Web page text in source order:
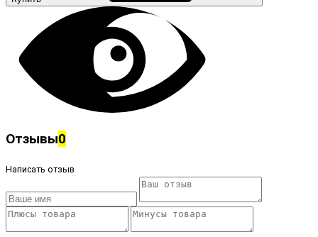
Отзывы0
Написать отзыв